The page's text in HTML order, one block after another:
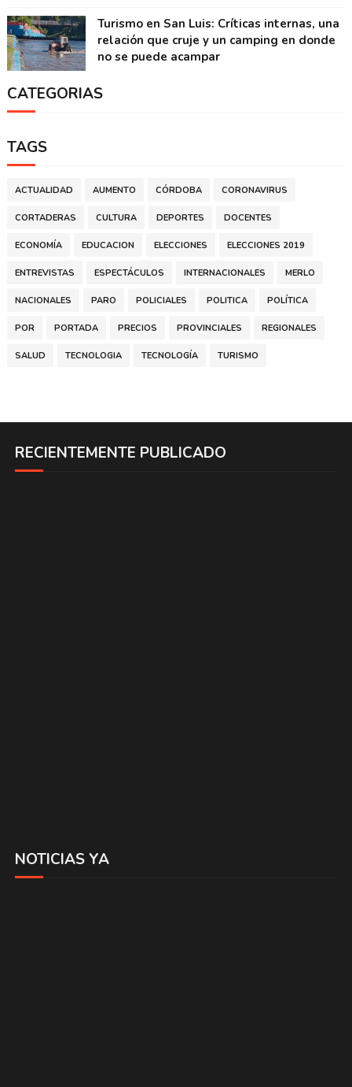
Turismo en San Luis: Críticas internas, una
relación que cruje y un camping en donde
no se puede acampar
CATEGORIAS
TAGS
ACTUALIDAD AUMENTO CÓRDOBA CORONAVIRUS
CORTADERAS CULTURA DEPORTES DOCENTES
ECONOMÍA EDUCACION ELECCIONES ELECCIONES 2019
ENTREVISTAS ESPECTÁCULOS INTERNACIONALES MERLO
NACIONALES PARO POLICIALES POLITICA POLÍTICA
POR PORTADA PRECIOS PROVINCIALES REGIONALES
SALUD TECNOLOGIA TECNOLOGÍA TURISMO
RECIENTEMENTE PUBLICADO
NOTICIAS YA